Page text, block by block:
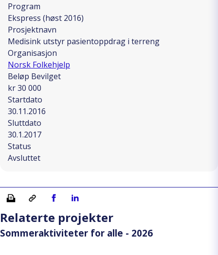
Program
Ekspress (høst 2016)
Prosjektnavn
Medisink utstyr pasientoppdrag i terreng
Organisasjon
Norsk Folkehjelp
Beløp Bevilget
kr 30 000
Startdato
30.11.2016
Sluttdato
30.1.2017
Status
Avsluttet
Skriv ut Kopiera länkDel på Facebook
Del på Linkedin
Relaterte projekter
Sommeraktiviteter for alle - 2026